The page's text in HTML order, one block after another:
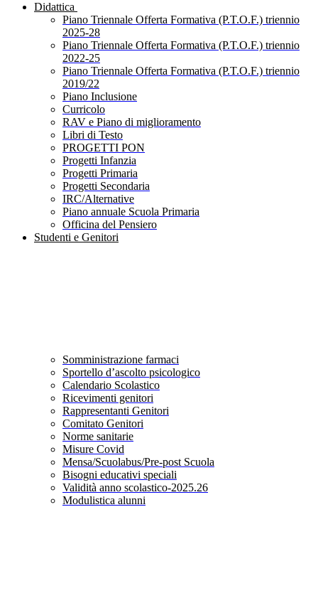
Didattica
Piano Triennale Offerta Formativa (P.T.O.F.) triennio
2025-28
Piano Triennale Offerta Formativa (P.T.O.F.) triennio
2022-25
Piano Triennale Offerta Formativa (P.T.O.F.) triennio
2019/22
Piano Inclusione
Curricolo
RAV e Piano di miglioramento
Libri di Testo
PROGETTI PON
Progetti Infanzia
Progetti Primaria
Progetti Secondaria
IRC/Alternative
Piano annuale Scuola Primaria
Officina del Pensiero
Studenti e Genitori
Somministrazione farmaci
Sportello d’ascolto psicologico
Calendario Scolastico
Ricevimenti genitori
Rappresentanti Genitori
Comitato Genitori
Norme sanitarie
Misure Covid
Mensa/Scuolabus/Pre-post Scuola
Bisogni educativi speciali
Validità anno scolastico-2025.26
Modulistica alunni